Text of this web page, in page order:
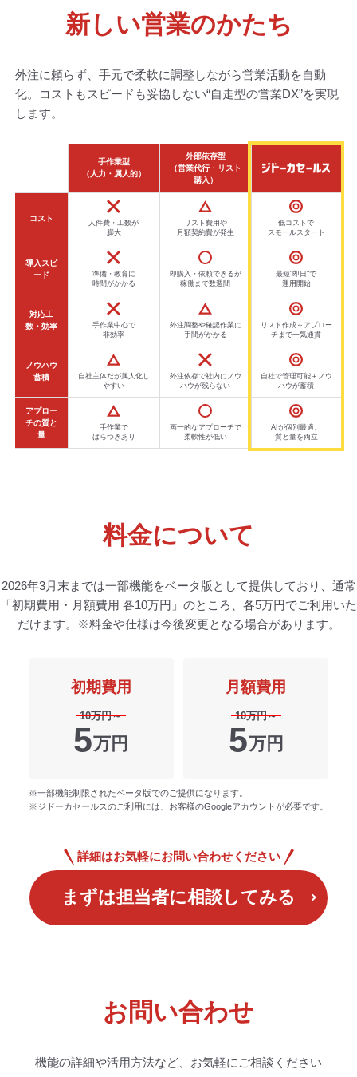
新しい営業のかたち
外注に頼らず、手元で柔軟に調整しながら営業活動を自動
化。
コストもスピードも妥協しない“自走型の営業DX”を実現
します。
手作業型
（人力・属人的）
外部依存型
（営業代行・リスト
購入）
コスト
人件費・工数が
膨大
リスト費用や
月額契約費が発生
低コストで
スモールスタート
導入スピ
ード
準備・教育に
時間がかかる
即購入・依頼できるが
稼働まで数週間
最短"即日"で
運用開始
対応工
数・効率
手作業中心で
非効率
外注調整や確認作業に
手間がかかる
リスト作成～アプロー
チまで一気通貫
ノウハウ
蓄積
自社主体だが属人化し
やすい
外注依存で社内にノウ
ハウが残らない
自社で管理可能＋ノウ
ハウが蓄積
アプロー
チの質と
量
手作業で
ばらつきあり
画一的なアプローチで
柔軟性が低い
AIが個別最適、
質と量を両立
料金について
2026年3月末までは一部機能をベータ版として提供しており、通常
「初期費用・月額費用 各10万円」のところ、 各5万円でご利用いた
だけます。※料金や仕様は今後変更となる場合があります。
初期費用
10万円～
5万円
月額費用
10万円～
5万円
※一部機能制限されたベータ版でのご提供になります。
※ジドーカセールスのご利用には、お客様のGoogleアカウントが必要です。
詳細はお気軽にお問い合わせください
まずは担当者に相談してみる
お問い合わせ
機能の詳細や活用方法など、お気軽にご相談ください